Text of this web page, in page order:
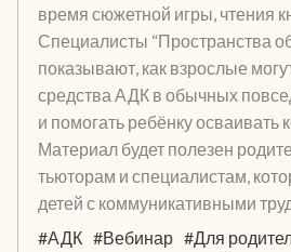
время сюжетной игры, чтения
Специалисты “Пространства
показывают, как взрослые
средства АДК в обычных
и помогать ребёнку осваивать
Материал будет полезен
тьюторам и специалистам,
детей с коммуникативными
#АДК #Вебинар #Для